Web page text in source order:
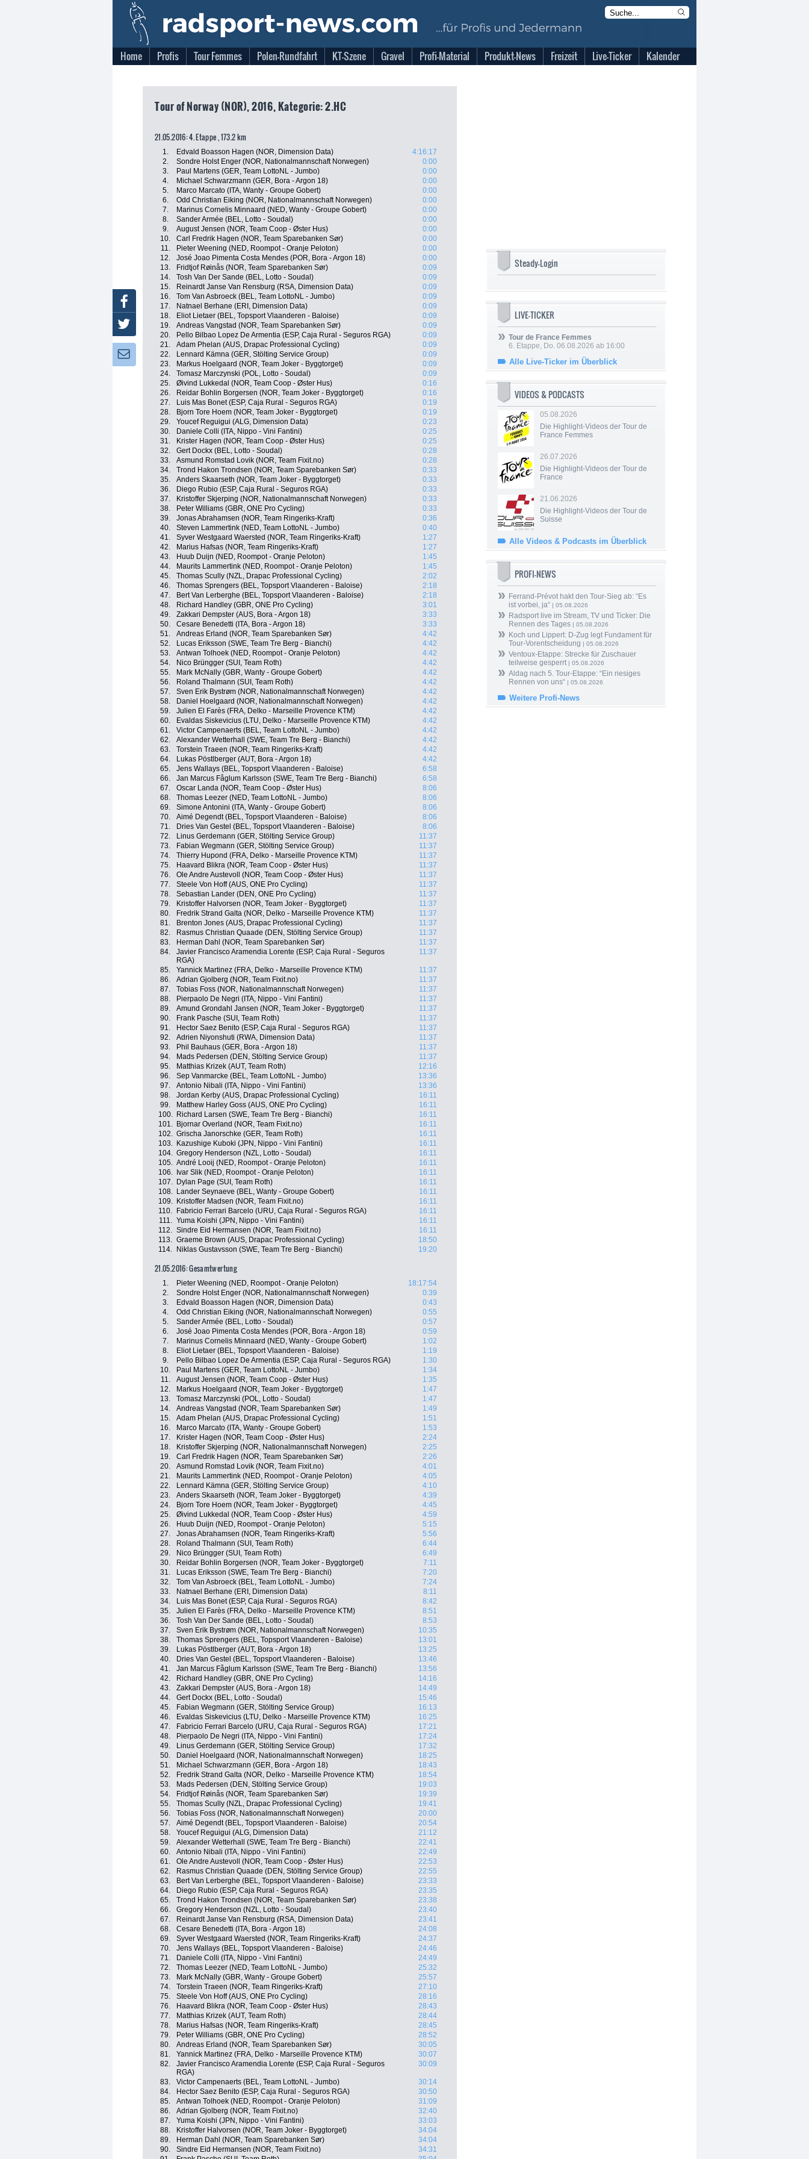
Home Profis Tour Femmes Polen-Rundfahrt KT-Szene Gravel Profi-Material Produkt-News Freizeit Live-Ticker Kalender
Tour of Norway (NOR), 2016, Kategorie: 2.HC
21.05.2016: 4. Etappe , 173.2 km
1. Edvald Boasson Hagen (NOR, Dimension Data)
4:16:17
2.
Sondre Holst Enger (NOR, Nationalmannschaft Norwegen)
0:00
3.
Paul Martens (GER, Team LottoNL - Jumbo)
0:00
4.
Michael Schwarzmann (GER, Bora - Argon 18)
0:00
5.
Marco Marcato (ITA, Wanty - Groupe Gobert)
0:00
6.
Odd Christian Eiking (NOR, Nationalmannschaft Norwegen)
0:00
7.
Marinus Cornelis Minnaard (NED, Wanty - Groupe Gobert)
0:00
8.
Sander Armée (BEL, Lotto - Soudal)
0:00
9.
August Jensen (NOR, Team Coop - Øster Hus)
0:00
10.
Carl Fredrik Hagen (NOR, Team Sparebanken Sør)
0:00
11.
Pieter Weening (NED, Roompot - Oranje Peloton)
0:00
12.
José Joao Pimenta Costa Mendes (POR, Bora - Argon 18)
0:00
13.
Fridtjof Røinås (NOR, Team Sparebanken Sør)
0:09
14.
Tosh Van Der Sande (BEL, Lotto - Soudal)
0:09
15.
Reinardt Janse Van Rensburg (RSA, Dimension Data)
0:09
16.
Tom Van Asbroeck (BEL, Team LottoNL - Jumbo)
0:09
17.
Natnael Berhane (ERI, Dimension Data)
0:09
18.
Eliot Lietaer (BEL, Topsport Vlaanderen - Baloise)
0:09
19.
Andreas Vangstad (NOR, Team Sparebanken Sør)
0:09
20.
Pello Bilbao Lopez De Armentia (ESP, Caja Rural - Seguros RGA)
0:09
21.
Adam Phelan (AUS, Drapac Professional Cycling)
0:09
22.
Lennard Kämna (GER, Stölting Service Group)
0:09
23.
Markus Hoelgaard (NOR, Team Joker - Byggtorget)
0:09
24.
Tomasz Marczynski (POL, Lotto - Soudal)
0:09
25.
Øivind Lukkedal (NOR, Team Coop - Øster Hus)
0:16
26.
Reidar Bohlin Borgersen (NOR, Team Joker - Byggtorget)
0:16
27.
Luis Mas Bonet (ESP, Caja Rural - Seguros RGA)
0:19
28.
Bjorn Tore Hoem (NOR, Team Joker - Byggtorget)
0:19
29.
Youcef Reguigui (ALG, Dimension Data)
0:23
30.
Daniele Colli (ITA, Nippo - Vini Fantini)
0:25
31.
Krister Hagen (NOR, Team Coop - Øster Hus)
0:25
32.
Gert Dockx (BEL, Lotto - Soudal)
0:28
33.
Asmund Romstad Lovik (NOR, Team Fixit.no)
0:28
34.
Trond Hakon Trondsen (NOR, Team Sparebanken Sør)
0:33
35.
Anders Skaarseth (NOR, Team Joker - Byggtorget)
0:33
36.
Diego Rubio (ESP, Caja Rural - Seguros RGA)
0:33
37.
Kristoffer Skjerping (NOR, Nationalmannschaft Norwegen)
0:33
38.
Peter Williams (GBR, ONE Pro Cycling)
0:33
39.
Jonas Abrahamsen (NOR, Team Ringeriks-Kraft)
0:36
40.
Steven Lammertink (NED, Team LottoNL - Jumbo)
0:40
41.
Syver Westgaard Waersted (NOR, Team Ringeriks-Kraft)
1:27
42.
Marius Hafsas (NOR, Team Ringeriks-Kraft)
1:27
43.
Huub Duijn (NED, Roompot - Oranje Peloton)
1:45
44.
Maurits Lammertink (NED, Roompot - Oranje Peloton)
1:45
45.
Thomas Scully (NZL, Drapac Professional Cycling)
2:02
46.
Thomas Sprengers (BEL, Topsport Vlaanderen - Baloise)
2:18
47.
Bert Van Lerberghe (BEL, Topsport Vlaanderen - Baloise)
2:18
48.
Richard Handley (GBR, ONE Pro Cycling)
3:01
49.
Zakkari Dempster (AUS, Bora - Argon 18)
3:33
50.
Cesare Benedetti (ITA, Bora - Argon 18)
3:33
51.
Andreas Erland (NOR, Team Sparebanken Sør)
4:42
52.
Lucas Eriksson (SWE, Team Tre Berg - Bianchi)
4:42
53.
Antwan Tolhoek (NED, Roompot - Oranje Peloton)
4:42
54.
Nico Brüngger (SUI, Team Roth)
4:42
55.
Mark McNally (GBR, Wanty - Groupe Gobert)
4:42
56.
Roland Thalmann (SUI, Team Roth)
4:42
57.
Sven Erik Bystrøm (NOR, Nationalmannschaft Norwegen)
4:42
58.
Daniel Hoelgaard (NOR, Nationalmannschaft Norwegen)
4:42
59.
Julien El Farès (FRA, Delko - Marseille Provence KTM)
4:42
60.
Evaldas Siskevicius (LTU, Delko - Marseille Provence KTM)
4:42
61.
Victor Campenaerts (BEL, Team LottoNL - Jumbo)
4:42
62.
Alexander Wetterhall (SWE, Team Tre Berg - Bianchi)
4:42
63.
Torstein Traeen (NOR, Team Ringeriks-Kraft)
4:42
64.
Lukas Pöstlberger (AUT, Bora - Argon 18)
4:42
65.
Jens Wallays (BEL, Topsport Vlaanderen - Baloise)
6:58
66.
Jan Marcus Fåglum Karlsson (SWE, Team Tre Berg - Bianchi)
6:58
67.
Oscar Landa (NOR, Team Coop - Øster Hus)
8:06
68.
Thomas Leezer (NED, Team LottoNL - Jumbo)
8:06
69.
Simone Antonini (ITA, Wanty - Groupe Gobert)
8:06
70.
Aimé Degendt (BEL, Topsport Vlaanderen - Baloise)
8:06
71.
Dries Van Gestel (BEL, Topsport Vlaanderen - Baloise)
8:06
72.
Linus Gerdemann (GER, Stölting Service Group)
11:37
73.
Fabian Wegmann (GER, Stölting Service Group)
11:37
74.
Thierry Hupond (FRA, Delko - Marseille Provence KTM)
11:37
75.
Haavard Blikra (NOR, Team Coop - Øster Hus)
11:37
76.
Ole Andre Austevoll (NOR, Team Coop - Øster Hus)
11:37
77.
Steele Von Hoff (AUS, ONE Pro Cycling)
11:37
78.
Sebastian Lander (DEN, ONE Pro Cycling)
11:37
79.
Kristoffer Halvorsen (NOR, Team Joker - Byggtorget)
11:37
80.
Fredrik Strand Galta (NOR, Delko - Marseille Provence KTM)
11:37
81.
Brenton Jones (AUS, Drapac Professional Cycling)
11:37
82.
Rasmus Christian Quaade (DEN, Stölting Service Group)
11:37
83.
Herman Dahl (NOR, Team Sparebanken Sør)
11:37
84.
Javier Francisco Aramendia Lorente (ESP, Caja Rural - Seguros
RGA)
11:37
85. Yannick Martinez (FRA, Delko - Marseille Provence KTM)
11:37
86.
Adrian Gjolberg (NOR, Team Fixit.no)
11:37
87.
Tobias Foss (NOR, Nationalmannschaft Norwegen)
11:37
88.
Pierpaolo De Negri (ITA, Nippo - Vini Fantini)
11:37
89.
Amund Grondahl Jansen (NOR, Team Joker - Byggtorget)
11:37
90.
Frank Pasche (SUI, Team Roth)
11:37
91.
Hector Saez Benito (ESP, Caja Rural - Seguros RGA)
11:37
92.
Adrien Niyonshuti (RWA, Dimension Data)
11:37
93.
Phil Bauhaus (GER, Bora - Argon 18)
11:37
94.
Mads Pedersen (DEN, Stölting Service Group)
11:37
95.
Matthias Krizek (AUT, Team Roth)
12:16
96.
Sep Vanmarcke (BEL, Team LottoNL - Jumbo)
13:36
97.
Antonio Nibali (ITA, Nippo - Vini Fantini)
13:36
98.
Jordan Kerby (AUS, Drapac Professional Cycling)
16:11
99.
Matthew Harley Goss (AUS, ONE Pro Cycling)
16:11
100.
Richard Larsen (SWE, Team Tre Berg - Bianchi)
16:11
101.
Bjornar Overland (NOR, Team Fixit.no)
16:11
102. Grischa Janorschke (GER, Team Roth)
16:11
103.
Kazushige Kuboki (JPN, Nippo - Vini Fantini)
16:11
104. Gregory Henderson (NZL, Lotto - Soudal)
16:11
105. André Looij (NED, Roompot - Oranje Peloton)
16:11
106.
Ivar Slik (NED, Roompot - Oranje Peloton)
16:11
107.
Dylan Page (SUI, Team Roth)
16:11
108.
Lander Seynaeve (BEL, Wanty - Groupe Gobert)
16:11
109.
Kristoffer Madsen (NOR, Team Fixit.no)
16:11
110.
Fabricio Ferrari Barcelo (URU, Caja Rural - Seguros RGA)
16:11
111. Yuma Koishi (JPN, Nippo - Vini Fantini)
16:11
112. Sindre Eid Hermansen (NOR, Team Fixit.no)
16:11
113. Graeme Brown (AUS, Drapac Professional Cycling)
18:50
114.
Niklas Gustavsson (SWE, Team Tre Berg - Bianchi) 19:20
21.05.2016: Gesamtwertung
1. Pieter Weening (NED, Roompot - Oranje Peloton)
18:17:54
2.
Sondre Holst Enger (NOR, Nationalmannschaft Norwegen)
0:39
3.
Edvald Boasson Hagen (NOR, Dimension Data)
0:43
4.
Odd Christian Eiking (NOR, Nationalmannschaft Norwegen)
0:55
5.
Sander Armée (BEL, Lotto - Soudal)
0:57
6.
José Joao Pimenta Costa Mendes (POR, Bora - Argon 18)
0:59
7.
Marinus Cornelis Minnaard (NED, Wanty - Groupe Gobert)
1:02
8.
Eliot Lietaer (BEL, Topsport Vlaanderen - Baloise)
1:19
9.
Pello Bilbao Lopez De Armentia (ESP, Caja Rural - Seguros RGA)
1:30
10.
Paul Martens (GER, Team LottoNL - Jumbo)
1:34
11.
August Jensen (NOR, Team Coop - Øster Hus)
1:35
12.
Markus Hoelgaard (NOR, Team Joker - Byggtorget)
1:47
13.
Tomasz Marczynski (POL, Lotto - Soudal)
1:47
14.
Andreas Vangstad (NOR, Team Sparebanken Sør)
1:49
15.
Adam Phelan (AUS, Drapac Professional Cycling)
1:51
16.
Marco Marcato (ITA, Wanty - Groupe Gobert)
1:53
17.
Krister Hagen (NOR, Team Coop - Øster Hus)
2:24
18.
Kristoffer Skjerping (NOR, Nationalmannschaft Norwegen)
2:25
19.
Carl Fredrik Hagen (NOR, Team Sparebanken Sør)
2:26
20.
Asmund Romstad Lovik (NOR, Team Fixit.no)
4:01
21.
Maurits Lammertink (NED, Roompot - Oranje Peloton)
4:05
22.
Lennard Kämna (GER, Stölting Service Group)
4:10
23.
Anders Skaarseth (NOR, Team Joker - Byggtorget)
4:39
24.
Bjorn Tore Hoem (NOR, Team Joker - Byggtorget)
4:45
25.
Øivind Lukkedal (NOR, Team Coop - Øster Hus)
4:59
26.
Huub Duijn (NED, Roompot - Oranje Peloton)
5:15
27.
Jonas Abrahamsen (NOR, Team Ringeriks-Kraft)
5:56
28.
Roland Thalmann (SUI, Team Roth)
6:44
29.
Nico Brüngger (SUI, Team Roth)
6:49
30.
Reidar Bohlin Borgersen (NOR, Team Joker - Byggtorget)
7:11
31.
Lucas Eriksson (SWE, Team Tre Berg - Bianchi)
7:20
32.
Tom Van Asbroeck (BEL, Team LottoNL - Jumbo)
7:24
33.
Natnael Berhane (ERI, Dimension Data)
8:11
34.
Luis Mas Bonet (ESP, Caja Rural - Seguros RGA)
8:42
35.
Julien El Farès (FRA, Delko - Marseille Provence KTM)
8:51
36.
Tosh Van Der Sande (BEL, Lotto - Soudal)
8:53
37.
Sven Erik Bystrøm (NOR, Nationalmannschaft Norwegen)
10:35
38.
Thomas Sprengers (BEL, Topsport Vlaanderen - Baloise)
13:01
39.
Lukas Pöstlberger (AUT, Bora - Argon 18)
13:25
40.
Dries Van Gestel (BEL, Topsport Vlaanderen - Baloise)
13:46
41.
Jan Marcus Fåglum Karlsson (SWE, Team Tre Berg - Bianchi)
13:56
42.
Richard Handley (GBR, ONE Pro Cycling)
14:16
43.
Zakkari Dempster (AUS, Bora - Argon 18)
14:49
44.
Gert Dockx (BEL, Lotto - Soudal)
15:46
45.
Fabian Wegmann (GER, Stölting Service Group)
16:13
46.
Evaldas Siskevicius (LTU, Delko - Marseille Provence KTM)
16:25
47.
Fabricio Ferrari Barcelo (URU, Caja Rural - Seguros RGA)
17:21
48.
Pierpaolo De Negri (ITA, Nippo - Vini Fantini)
17:24
49.
Linus Gerdemann (GER, Stölting Service Group)
17:32
50.
Daniel Hoelgaard (NOR, Nationalmannschaft Norwegen)
18:25
51.
Michael Schwarzmann (GER, Bora - Argon 18)
18:43
52.
Fredrik Strand Galta (NOR, Delko - Marseille Provence KTM)
18:54
53.
Mads Pedersen (DEN, Stölting Service Group)
19:03
54.
Fridtjof Røinås (NOR, Team Sparebanken Sør)
19:39
55.
Thomas Scully (NZL, Drapac Professional Cycling)
19:41
56.
Tobias Foss (NOR, Nationalmannschaft Norwegen)
20:00
57.
Aimé Degendt (BEL, Topsport Vlaanderen - Baloise)
20:54
58.
Youcef Reguigui (ALG, Dimension Data)
21:12
59.
Alexander Wetterhall (SWE, Team Tre Berg - Bianchi)
22:41
60.
Antonio Nibali (ITA, Nippo - Vini Fantini)
22:49
61.
Ole Andre Austevoll (NOR, Team Coop - Øster Hus)
22:53
62.
Rasmus Christian Quaade (DEN, Stölting Service Group)
22:55
63.
Bert Van Lerberghe (BEL, Topsport Vlaanderen - Baloise)
23:33
64.
Diego Rubio (ESP, Caja Rural - Seguros RGA)
23:35
65.
Trond Hakon Trondsen (NOR, Team Sparebanken Sør)
23:38
66.
Gregory Henderson (NZL, Lotto - Soudal)
23:40
67.
Reinardt Janse Van Rensburg (RSA, Dimension Data)
23:41
68.
Cesare Benedetti (ITA, Bora - Argon 18)
24:08
69.
Syver Westgaard Waersted (NOR, Team Ringeriks-Kraft)
24:37
70.
Jens Wallays (BEL, Topsport Vlaanderen - Baloise)
24:46
71.
Daniele Colli (ITA, Nippo - Vini Fantini)
24:49
72.
Thomas Leezer (NED, Team LottoNL - Jumbo)
25:32
73.
Mark McNally (GBR, Wanty - Groupe Gobert)
25:57
74.
Torstein Traeen (NOR, Team Ringeriks-Kraft)
27:10
75.
Steele Von Hoff (AUS, ONE Pro Cycling)
28:16
76.
Haavard Blikra (NOR, Team Coop - Øster Hus)
28:43
77.
Matthias Krizek (AUT, Team Roth)
28:44
78.
Marius Hafsas (NOR, Team Ringeriks-Kraft)
28:45
79.
Peter Williams (GBR, ONE Pro Cycling)
28:52
80.
Andreas Erland (NOR, Team Sparebanken Sør)
30:05
81.
Yannick Martinez (FRA, Delko - Marseille Provence KTM)
30:07
82.
Javier Francisco Aramendia Lorente (ESP, Caja Rural - Seguros
RGA)
30:09
83. Victor Campenaerts (BEL, Team LottoNL - Jumbo)
30:14
84.
Hector Saez Benito (ESP, Caja Rural - Seguros RGA)
30:50
85.
Antwan Tolhoek (NED, Roompot - Oranje Peloton)
31:09
86.
Adrian Gjolberg (NOR, Team Fixit.no)
32:40
87.
Yuma Koishi (JPN, Nippo - Vini Fantini)
33:03
88.
Kristoffer Halvorsen (NOR, Team Joker - Byggtorget)
34:04
89.
Herman Dahl (NOR, Team Sparebanken Sør)
34:04
90.
Sindre Eid Hermansen (NOR, Team Fixit.no)
34:31
Steady-Login
LIVE-TICKER
Tour de France Femmes
6. Etappe, Do. 06.08.2026 ab 16:00
Alle Live-Ticker im Überblick
VIDEOS & PODCASTS
05.08.2026
Die Highlight-Videos der Tour de
France Femmes
26.07.2026
Die Highlight-Videos der Tour de
France
21.06.2026
Die Highlight-Videos der Tour de
Suisse
Alle Videos & Podcasts im Überblick
PROFI-NEWS
Ferrand-Prévot hakt den Tour-Sieg ab: “Es
ist vorbei, ja“ | 05.08.2026
Radsport live im Stream, TV und Ticker: Die
Rennen des Tages | 05.08.2026
Koch und Lippert: D-Zug legt Fundament für
Tour-Vorentscheidung | 05.08.2026
Ventoux-Etappe: Strecke für Zuschauer
teilweise gesperrt| 05.08.2026
Aldag nach 5. Tour-Etappe: “Ein riesiges
Rennen von uns“ | 05.08.2026
Weitere Profi-News
Facebook
Twitter
Newsletter: